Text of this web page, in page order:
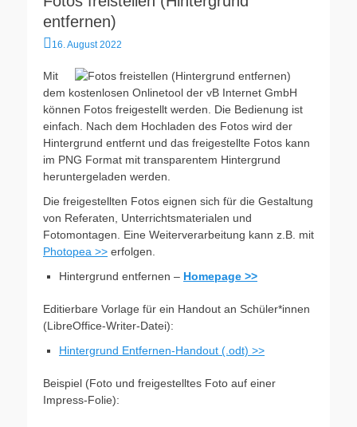
entfernen)
Veröffentlicht
16. August 2022
Mit
dem kostenlosen Onlinetool der vB Internet GmbH
können Fotos freigestellt werden. Die Bedienung ist
einfach. Nach dem Hochladen des Fotos wird der
Hintergrund entfernt und das freigestellte Fotos kann
im PNG Format mit transparentem Hintergrund
heruntergeladen werden.
Die freigestellten Fotos eignen sich für die Gestaltung
von Referaten, Unterrichtsmaterialen und
Fotomontagen. Eine Weiterverarbeitung kann z.B. mit
Photopea >> erfolgen.
Hintergrund entfernen – Homepage >>
Editierbare Vorlage für ein Handout an Schüler*innen
(LibreOffice-Writer-Datei):
Hintergrund Entfernen-Handout (.odt) >>
Beispiel (Foto und freigestelltes Foto auf einer
Impress-Folie):